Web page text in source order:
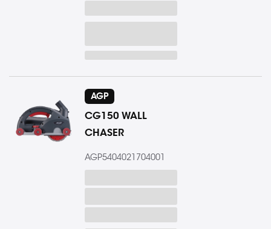
AGP
CG150 WALL
CHASER
AGP5404021704001